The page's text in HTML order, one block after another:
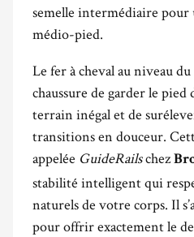
semelle intermédiaire
médio-pied.
Le fer à cheval au niveau
chaussure de garder le
terrain inégal et de
transitions en douceur.
appelée GuideRailschez
stabilité intelligent qui
naturels de votre corps. Il
pour offrir exactement le